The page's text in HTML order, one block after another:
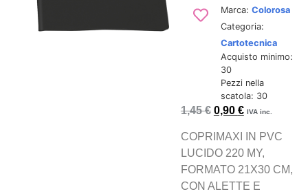
Marca: Colorosa
Categoria:
Cartotecnica
Acquisto minimo:
30
Pezzi nella
scatola: 30
1,45€ 0,90 € IVA inc.
COPRIMAXI IN PVC
LUCIDO 220 MY,
FORMATO 21X30 CM,
CON ALETTE E